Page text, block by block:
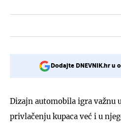
Dodajte DNEVNIK.hr
Dizajn automobila igra važnu
privlačenju kupaca već i u